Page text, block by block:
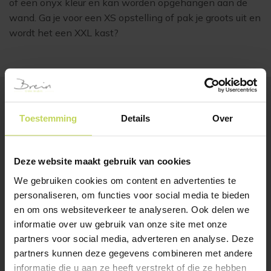
Toestemming Details Over
Deze website maakt gebruik van cookies
We gebruiken cookies om content en advertenties te
personaliseren, om functies voor social media te bieden
en om ons websiteverkeer te analyseren. Ook delen we
informatie over uw gebruik van onze site met onze
partners voor social media, adverteren en analyse. Deze
partners kunnen deze gegevens combineren met andere
informatie die u aan ze heeft verstrekt of die ze hebben
of een onyx kleur en kan worden opgehangen aan de
wand. Ga je voor een XS opstelling of pak je groots uit en
wordt het een XXL kast?
BESTSELLERS
Klanten bekeken ook